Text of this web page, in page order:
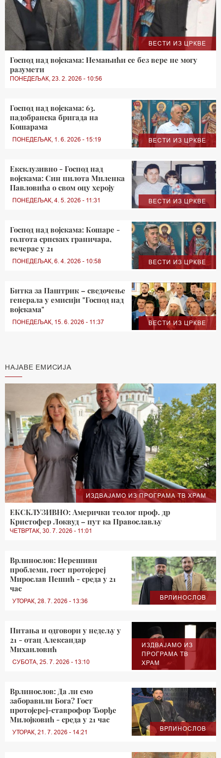
ВЕСТИ ИЗ ЦРКВЕ
Господ над војскама: Немањићи се без вере не могу
разумети
ПОНЕДЕЉАК, 23. 2. 2026 - 10:56
ВЕСТИ ИЗ ЦРКВЕ
Господ над војскама: 63.
падобранска бригада на
Кошарама
ПОНЕДЕЉАК, 1. 6. 2026 - 15:19
ВЕСТИ ИЗ ЦРКВЕ
Ексклузивно - Господ над
војскама: Син пилота Миленка
Павловића о свом оцу хероју
ПОНЕДЕЉАК, 4. 5. 2026 - 11:31
ВЕСТИ ИЗ ЦРКВЕ
Господ над војскама: Кошаре -
голгота српских граничара,
вечерас у 21
ПОНЕДЕЉАК, 6. 4. 2026 - 10:58
ВЕСТИ ИЗ ЦРКВЕ
Битка за Паштрик – сведочење
генерала у емисији "Господ над
војскама"
ПОНЕДЕЉАК, 15. 6. 2026 - 11:37
НАЈАВЕ ЕМИСИЈА
ИЗДВАЈАМО ИЗ ПРОГРАМА ТВ ХРАМ
ЕКСКЛУЗИВНО: Амерички теолог проф. др
Кристофер Локвуд – пут ка Православљу
ЧЕТВРТАК, 30. 7. 2026 - 11:01
ВРЛИНОСЛОВ
Врлинослов: Нерешиви
проблеми, гост протојереј
Мирослав Пешић - среда у 21
час
УТОРАК, 28. 7. 2026 - 13:36
ИЗДВАЈАМО ИЗ
ПРОГРАМА ТВ
ХРАМ
Питања и одговори у недељу у
21 - отац Александар
Михаиловић
СУБОТА, 25. 7. 2026 - 13:10
ВРЛИНОСЛОВ
Врлинослов: Да ли смо
заборавили Бога? Гост
протојереј-ставрофор Ђорђе
Милојковић - среда у 21 час
УТОРАК, 21. 7. 2026 - 14:21